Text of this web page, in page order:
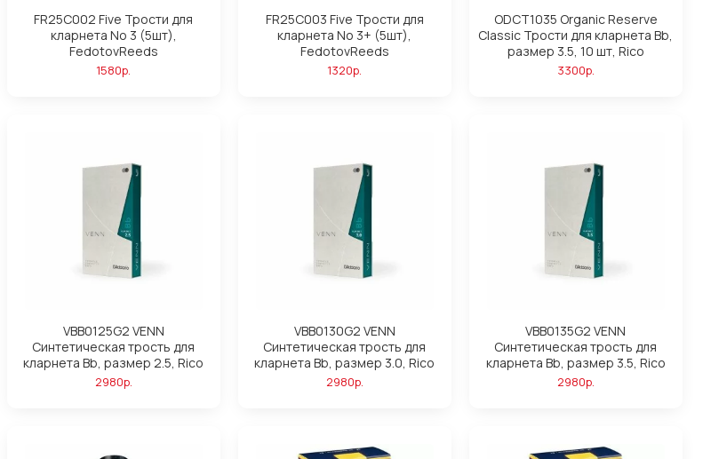
FR25C002 Five Трости для
кларнета No 3 (5шт),
FedotovReeds
1580р.
FR25C003 Five Трости для
кларнета No 3+ (5шт),
FedotovReeds
1320р.
ODCT1035 Organic Reserve
Classic Трости для кларнета Вb,
размер 3.5, 10 шт, Rico
3300р.
VBB0125G2 VENN
Синтетическая трость для
кларнета Вb, размер 2.5, Rico
2980р.
VBB0130G2 VENN
Синтетическая трость для
кларнета Вb, размер 3.0, Rico
2980р.
VBB0135G2 VENN
Синтетическая трость для
кларнета Вb, размер 3.5, Rico
2980р.